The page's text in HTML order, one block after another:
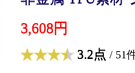
3,608円
3.2点 / 51